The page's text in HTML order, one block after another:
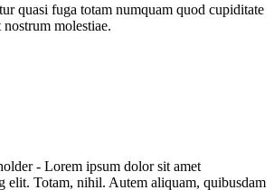
quasi fuga totam numquam quod cupiditate
molestiae.
- Lorem ipsum dolor sit amet
elit. Totam, nihil. Autem aliquam, quibusdam